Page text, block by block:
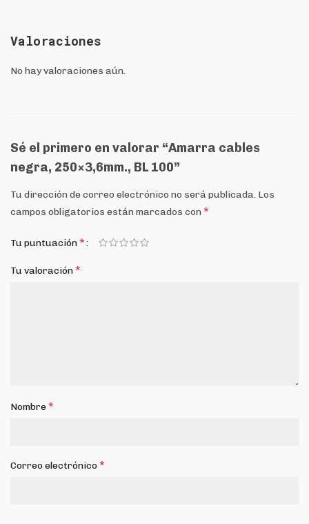
Valoraciones
No hay valoraciones aún.
Sé el primero en valorar “Amarra cables
negra, 250×3,6mm., BL 100”
Tu dirección de correo electrónico no será publicada. Los
campos obligatorios están marcados con *
Tu puntuación*
Tu valoración*
Nombre*
Correo electrónico*